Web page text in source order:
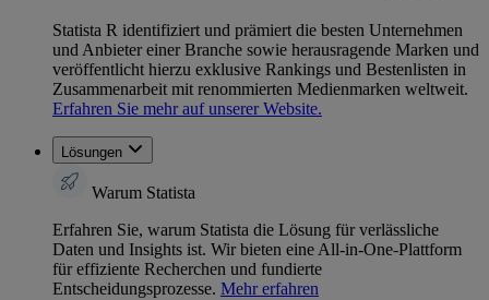
Statista R identifiziert und prämiert die besten Unternehmen
und Anbieter einer Branche sowie herausragende Marken und
veröffentlicht hierzu exklusive Rankings und Bestenlisten in
Zusammenarbeit mit renommierten Medienmarken weltweit.
Erfahren Sie mehr auf unserer Website.
Lösungen
Warum Statista
Erfahren Sie, warum Statista die Lösung für verlässliche
Daten und Insights ist. Wir bieten eine All-in-One-Plattform
für effiziente Recherchen und fundierte
Entscheidungsprozesse. Mehr erfahren